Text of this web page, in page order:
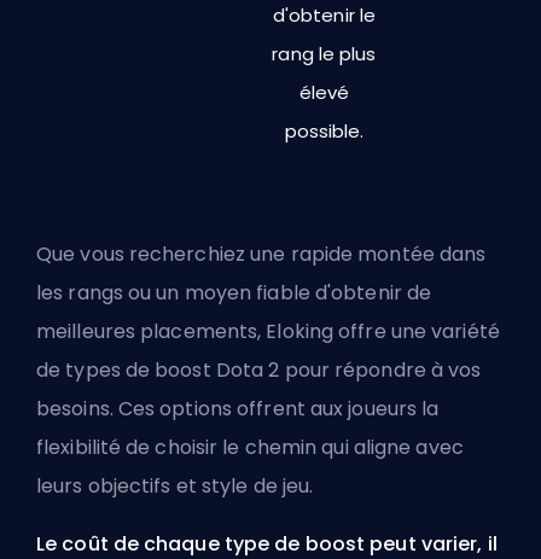
d'obtenir le
rang le plus
élevé
possible.
Que vous recherchiez une rapide montée dans
les rangs ou un moyen fiable d'obtenir de
meilleures placements, Eloking offre une variété
de types de boost Dota 2 pour répondre à vos
besoins. Ces options offrent aux joueurs la
flexibilité de choisir le chemin qui aligne avec
leurs objectifs et style de jeu.
Le coût de chaque type de boost peut varier, il